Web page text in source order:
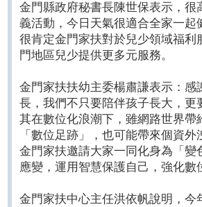
金門縣政府秘書長陳世保表示，
義活動，今日天氣很適合全家一
很肯定金門家扶對於兒少領域福
門地區兒少提供更多元服務。
金門家扶扶幼主委楊肅謙表示：
長，我們不只要陪伴孩子長大，
其在數位化浪潮下，雖網路世界
「數位足跡」，也可能帶來個資
金門家扶邀請大家一同化身為「
應變，運用智慧保護自己，強化數
金門家扶中心主任洪依帆說明，